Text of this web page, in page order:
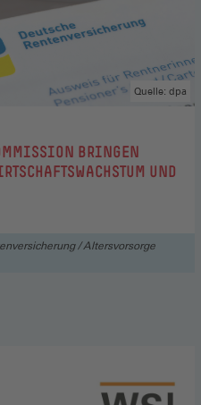
BRINGEN
UND
Quelle: dpa
/ Altersvorsorge